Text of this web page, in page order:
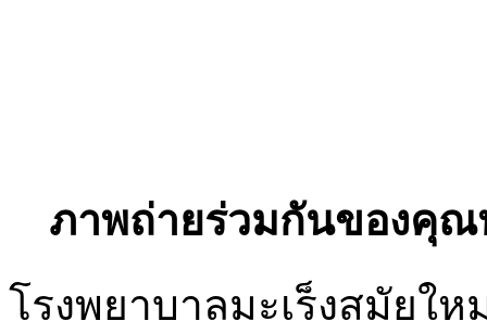
ภาพถ่ายร่วมกันของคุณ
โรงพยาบาลมะเร็งสมัยใ